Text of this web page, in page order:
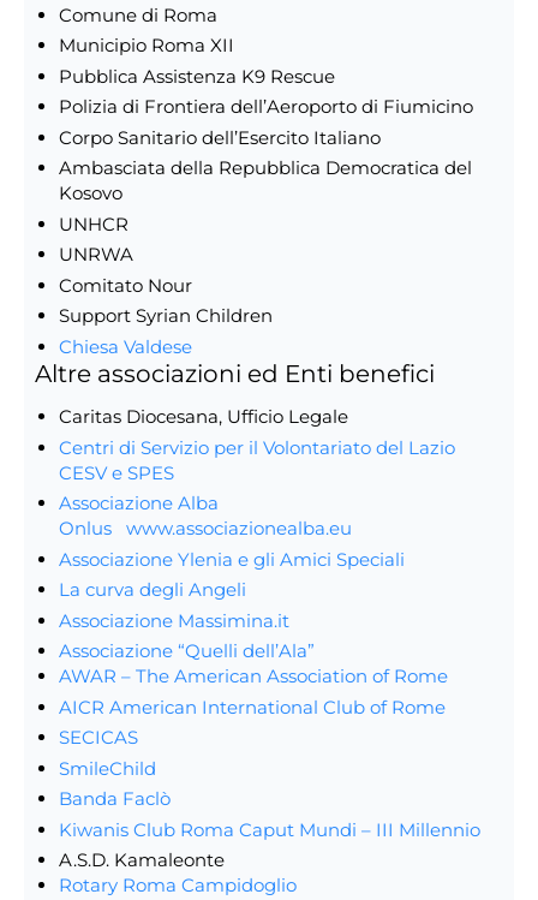
Comune di Roma
Municipio Roma XII
Pubblica Assistenza K9 Rescue
Polizia di Frontiera dell’Aeroporto di Fiumicino
Corpo Sanitario dell’Esercito Italiano
Ambasciata della Repubblica Democratica del
Kosovo
UNHCR
UNRWA
Comitato Nour
Support Syrian Children
Chiesa Valdese
Altre associazioni ed Enti benefici
Caritas Diocesana, Ufficio Legale
Centri di Servizio per il Volontariato del Lazio
CESV e SPES
Associazione Alba
Onlus
www.associazionealba.eu
Associazione Ylenia e gli Amici Speciali
La curva degli Angeli
Associazione Massimina.it
Associazione “Quelli dell’Ala”
AWAR – The American Association of Rome
AICR American International Club of Rome
SECICAS
SmileChild
Banda Faclò
Kiwanis Club Roma Caput Mundi – III Millennio
A.S.D. Kamaleonte
Rotary Roma Campidoglio